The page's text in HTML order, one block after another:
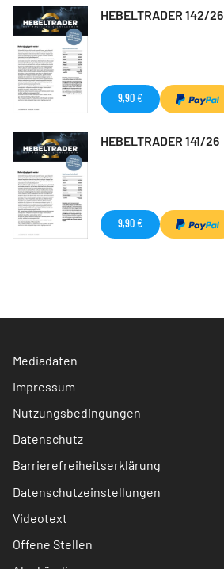
HEBELTRADER 142/26
9,90 €
HEBELTRADER 141/26
9,90 €
Mediadaten
Impressum
Nutzungsbedingungen
Datenschutz
Barrierefreiheitserklärung
Datenschutzeinstellungen
Videotext
Offene Stellen